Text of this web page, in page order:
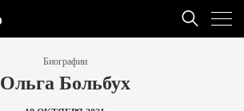
Биографии
Ольга Больбух